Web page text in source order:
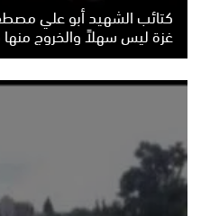
كتائب الشهيد أبو علي
غزة ليس سهلاً والخروج